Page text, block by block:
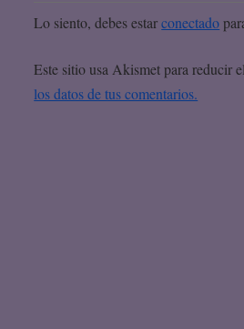
Lo siento, debes estarconectado
Este sitio usa Akismet para reducir
los datos de tus comentarios.